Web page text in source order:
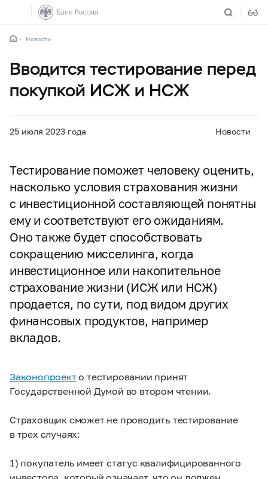
Новости
Вводится тестирование перед
покупкой ИСЖ и НСЖ
25 июля 2023 года Новости
Тестирование поможет человеку оценить,
насколько условия страхования жизни
с инвестиционной составляющей понятны
ему и соответствуют его ожиданиям.
Оно также будет способствовать
сокращению мисселинга, когда
инвестиционное или накопительное
страхование жизни (ИСЖ или НСЖ)
продается, по сути, под видом других
финансовых продуктов, например
вкладов.
Законопроекто тестировании принят
Государственной Думой во втором чтении.
Страховщик сможет не проводить тестирование
в трех случаях:
1) покупатель имеет статус квалифицированного